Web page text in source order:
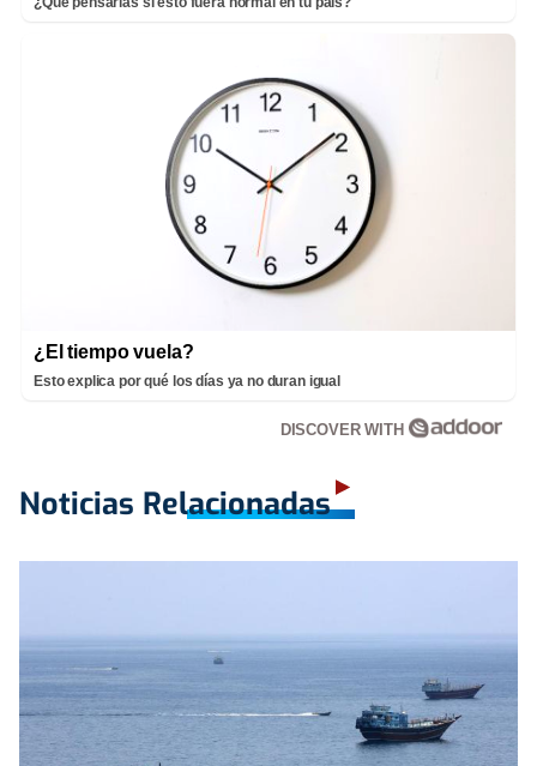
¿El tiempo vuela?
Esto explica por qué los días ya no duran igual
DISCOVER WITH
Noticias Relacionadas